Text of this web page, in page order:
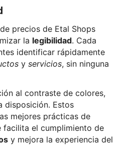
precios de Etal Shops
la legibilidad. Cada
identificar rápidamente
y servicios, sin ninguna
al contraste de colores,
disposición. Estos
mejores prácticas de
facilita el cumplimiento de
y mejora la experiencia del